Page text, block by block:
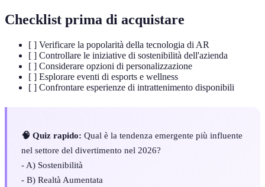
Checklist prima di acquistare
[ ] Verificare la popolarità della tecnologia di AR
[ ] Controllare le iniziative di sostenibilità dell'azienda
[ ] Considerare opzioni di personalizzazione
[ ] Esplorare eventi di esports e wellness
[ ] Confrontare esperienze di intrattenimento disponibili
🧠 Quiz rapido: Qual è la tendenza emergente più influente
nel settore del divertimento nel 2026?
- A) Sostenibilità
- B) Realtà Aumentata